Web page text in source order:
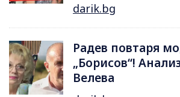
darik.bg
Радев повтаря
„Борисов“!
Велева